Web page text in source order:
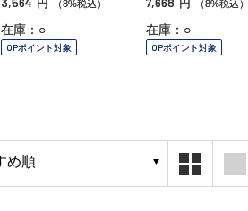
円 （8%税込）
在庫：○
OPポイント対象
円 （8%税込）
在庫：○
OPポイント対象